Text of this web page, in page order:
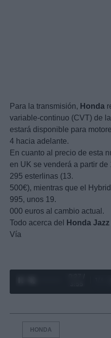
Para la transmisión, Honda
variable-continuo (CVT) de
estará disponible para
4 hacia adelante.
En cuanto al precio de esta
en UK se venderá a partir de
295 esterlinas (13.
500€), mientras que el
995, unos 19.
000 euros al cambio actual.
Todo acerca del
Honda Jazz
Vía
HONDA